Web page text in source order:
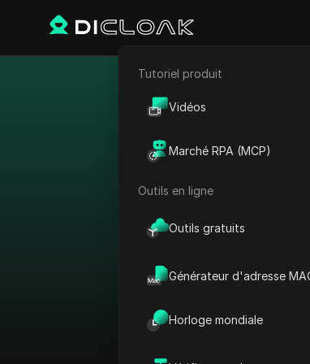
E-commerce
Tutoriel produit
Vidéos
Marché RPA (MCP)
Outils en ligne
Outils gratuits
Générateur d'adresse
Horloge mondiale
Plateforme
AdMob
Pays